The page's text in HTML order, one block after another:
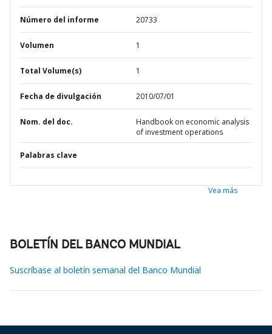
Número del informe 20733
Volumen 1
Total Volume(s) 1
Fecha de divulgación 2010/07/01
Nom. del doc.
Handbook on economic analysis
of investment operations
Palabras clave
Vea más
BOLETÍN DEL BANCO MUNDIAL
Suscríbase al boletín semanal del Banco Mundial